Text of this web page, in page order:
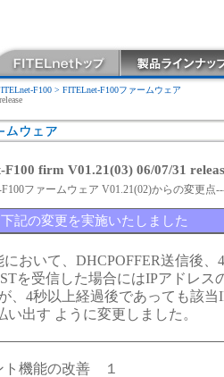
F100 > FITELnet-F100ファームウェア
firm V01.21(03) 06/07/31
F100ファームウェア V01.21(02)からの変更点
下記の変更を実施いたしました
おいて、DHCPOFFER送信後、
を受信した場合にはIPアドレス
、4秒以上経過後であっても該当
い出す ように変更しました。
ト機能の改善 １